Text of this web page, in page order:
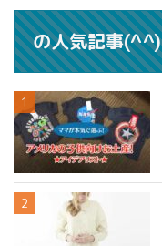
の人気記事(^^)